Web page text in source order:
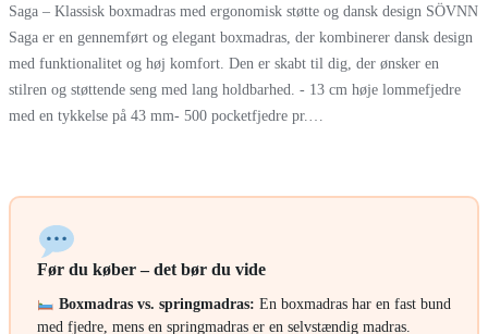
Saga – Klassisk boxmadras med ergonomisk støtte og dansk design SÖVNN
Saga er en gennemført og elegant boxmadras, der kombinerer dansk design
med funktionalitet og høj komfort. Den er skabt til dig, der ønsker en
stilren og støttende seng med lang holdbarhed. - 13 cm høje lommefjedre
med en tykkelse på 43 mm- 500 pocketfjedre pr.…
Før du køber – det bør du vide
Boxmadras vs. springmadras: En boxmadras har en fast bund
med fjedre, mens en springmadras er en selvstændig madras.